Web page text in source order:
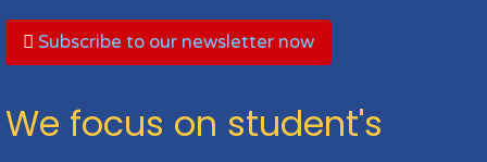
Subscribe to our newsletter now
We focus on student's